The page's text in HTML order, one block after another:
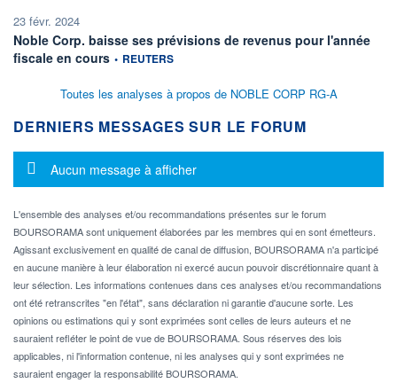
23 févr. 2024
Noble Corp. baisse ses prévisions de revenus pour l'année
fiscale en cours information fournie par
• REUTERS
Toutes les analyses à propos de NOBLE CORP RG-A
DERNIERS MESSAGES SUR LE FORUM
Message d'information
Aucun message à afficher
L'ensemble des analyses et/ou recommandations présentes sur le forum
BOURSORAMA sont uniquement élaborées par les membres qui en sont émetteurs.
Agissant exclusivement en qualité de canal de diffusion, BOURSORAMA n'a participé
en aucune manière à leur élaboration ni exercé aucun pouvoir discrétionnaire quant à
leur sélection. Les informations contenues dans ces analyses et/ou recommandations
ont été retranscrites "en l'état", sans déclaration ni garantie d'aucune sorte. Les
opinions ou estimations qui y sont exprimées sont celles de leurs auteurs et ne
sauraient refléter le point de vue de BOURSORAMA. Sous réserves des lois
applicables, ni l'information contenue, ni les analyses qui y sont exprimées ne
sauraient engager la responsabilité BOURSORAMA.